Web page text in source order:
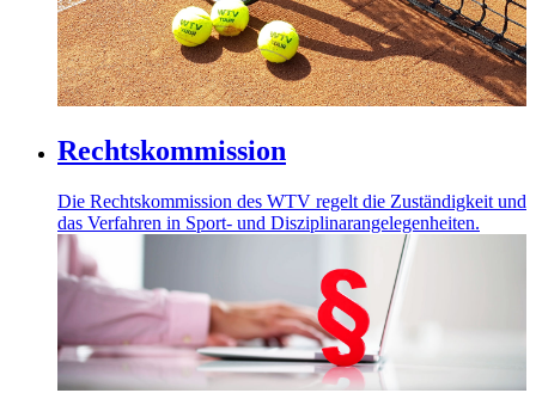
Rechtskommission
Die Rechtskommission des WTV regelt die Zuständigkeit und
das Verfahren in Sport- und Disziplinarangelegenheiten.